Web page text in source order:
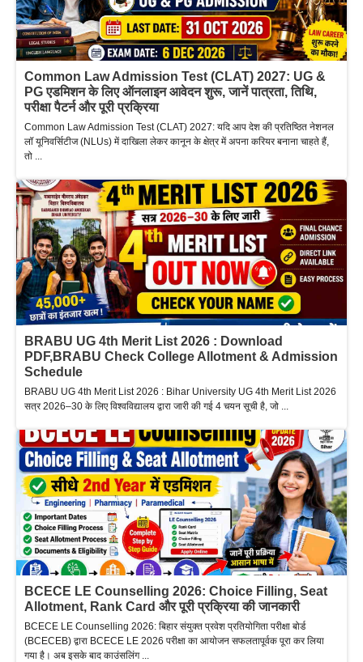
Common Law Admission Test (CLAT) 2027: UG &
PG एडमिशन के लिए ऑनलाइन आवेदन शुरू, जानें पात्रता, तिथि,
परीक्षा पैटर्न और पूरी प्रक्रिया
Common Law Admission Test (CLAT) 2027: यदि आप देश की प्रतिष्ठित नेशनल
लॉ यूनिवर्सिटीज (NLUs) में दाखिला लेकर कानून के क्षेत्र में अपना करियर बनाना चाहते हैं,
तो ...
BRABU UG 4th Merit List 2026 : Download
PDF,BRABU Check College Allotment & Admission
Schedule
BRABU UG 4th Merit List 2026 : Bihar University UG 4th Merit List 2026
सत्र 2026–30 के लिए विश्वविद्यालय द्वारा जारी की गई 4 चयन सूची है, जो ...
BCECE LE Counselling 2026: Choice Filling, Seat
Allotment, Rank Card और पूरी प्रक्रिया की जानकारी
BCECE LE Counselling 2026: बिहार संयुक्त प्रवेश प्रतियोगिता परीक्षा बोर्ड
(BCECEB) द्वारा BCECE LE 2026 परीक्षा का आयोजन सफलतापूर्वक पूरा कर लिया
गया है। अब इसके बाद काउंसलिंग ...